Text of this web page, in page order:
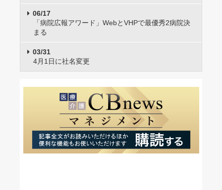
06/17
「病院広報アワード」WebとVHPで最優秀2病院決
まる
03/31
4月1日に社名変更